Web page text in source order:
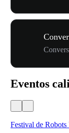
Eventos
Festival de Robots